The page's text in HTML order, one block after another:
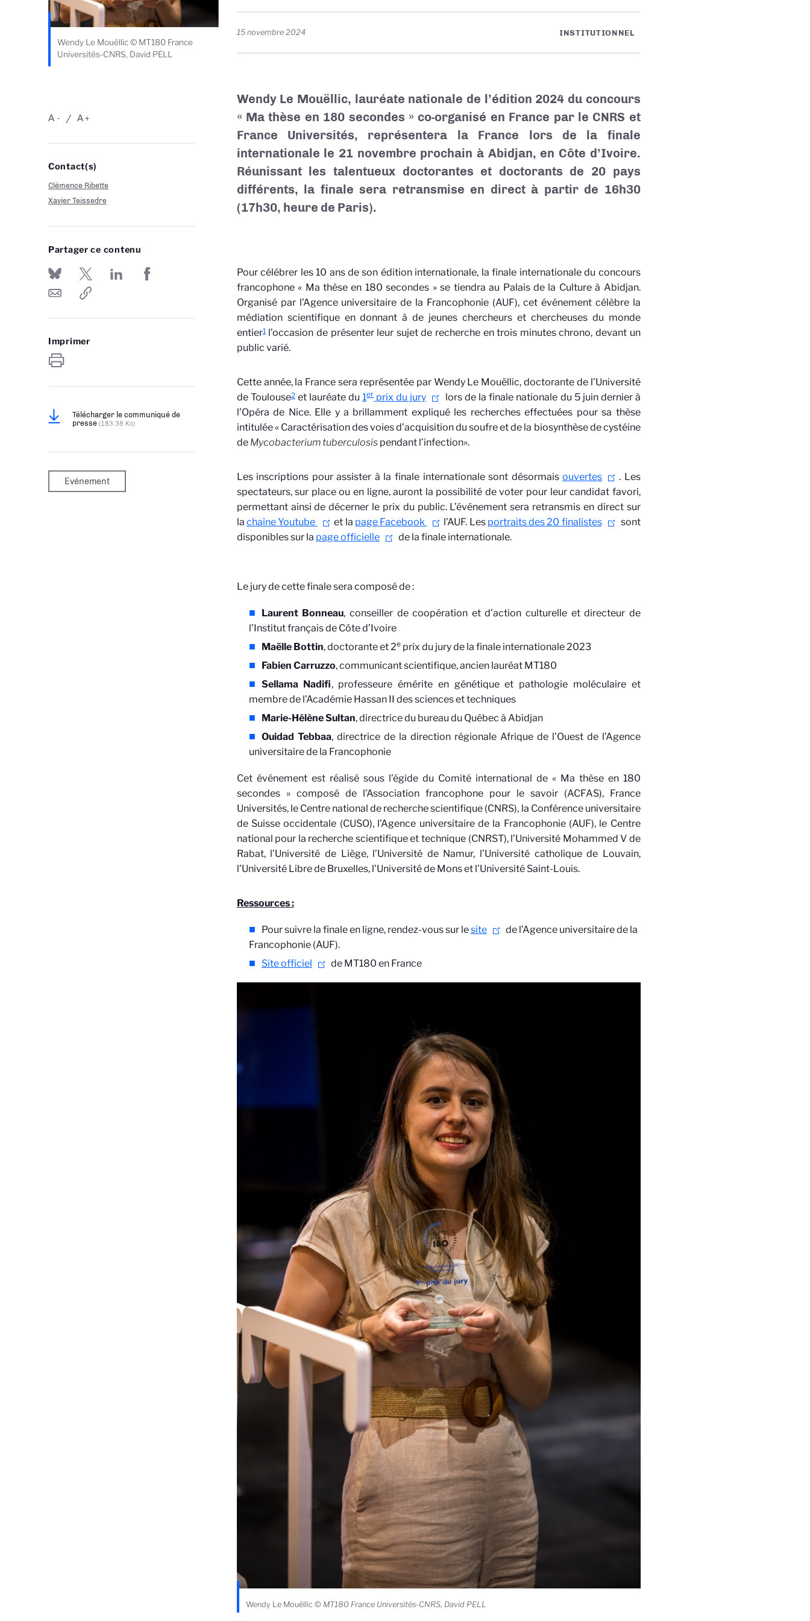
Wendy Le Mouëllic © MT180 France
Universités-CNRS, David PELL
-
A +
A
Contact(s)
Clémence Ribette
Xavier Teissedre
Partager ce contenu
Imprimer
Télécharger le communiqué de
presse (183.38 Ko)
Evénement
15 novembre 2024 INSTITUTIONNEL
Wendy Le Mouëllic, lauréate nationale de l’édition 2024 du concours
« Ma thèse en 180 secondes » co-organisé en France par le CNRS et
France Universités, représentera la France lors de la finale
internationale le 21 novembre prochain à Abidjan, en Côte d’Ivoire.
Réunissant les talentueux doctorantes et doctorants de 20 pays
différents, la finale sera retransmise en direct à partir de 16h30
(17h30, heure de Paris).
Pour célébrer les 10 ans de son édition internationale, la finale internationale du concours
francophone « Ma thèse en 180 secondes » se tiendra au Palais de la Culture à Abidjan.
Organisé par l’Agence universitaire de la Francophonie (AUF), cet événement célèbre la
médiation scientifique en donnant à de jeunes chercheurs et chercheuses du monde
entier1l’occasion de présenter leur sujet de recherche en trois minutes chrono, devant un
public varié.
Cette année, la France sera représentée par Wendy Le Mouëllic, doctorante de l’Université
de Toulouse2et lauréate du1er prix du jury
lors de la finale nationale du 5 juin dernier à
l’Opéra de Nice. Elle y a brillamment expliqué les recherches effectuées pour sa thèse
intitulée « Caractérisation des voies d’acquisition du soufre et de la biosynthèse de cystéine
de Mycobacterium tuberculosispendant l’infection».
Les inscriptions pour assister à la finale internationale sont désormaisouvertes
. Les
spectateurs, sur place ou en ligne, auront la possibilité de voter pour leur candidat favori,
permettant ainsi de décerner le prix du public. L’événement sera retransmis en direct sur
la chaîne Youtube et la page Facebook l’AUF. Les portraits des 20 finalistes
sont
disponibles sur la page officielle de la finale internationale.
Le jury de cette finale sera composé de :
Laurent Bonneau, conseiller de coopération et d’action culturelle et directeur de
l’Institut français de Côte d’Ivoire
Maëlle Bottin, doctorante et 2e prix du jury de la finale internationale 2023
Fabien Carruzzo, communicant scientifique, ancien lauréat MT180
Sellama Nadifi, professeure émérite en génétique et pathologie moléculaire et
membre de l’Académie Hassan II des sciences et techniques
Marie-Hélène Sultan, directrice du bureau du Québec à Abidjan
Ouidad Tebbaa, directrice de la direction régionale Afrique de l’Ouest de l’Agence
universitaire de la Francophonie
Cet événement est réalisé sous l’égide du Comité international de « Ma thèse en 180
secondes » composé de l’Association francophone pour le savoir (ACFAS), France
Universités, le Centre national de recherche scientifique (CNRS), la Conférence universitaire
de Suisse occidentale (CUSO), l’Agence universitaire de la Francophonie (AUF), le Centre
national pour la recherche scientifique et technique (CNRST), l’Université Mohammed V de
Rabat, l’Université de Liège, l’Université de Namur, l’Université catholique de Louvain,
l’Université Libre de Bruxelles, l’Université de Mons et l’Université Saint-Louis.
Ressources :
Pour suivre la finale en ligne, rendez-vous sur lesite
de l’Agence universitaire de la
Francophonie (AUF).
Site officiel
de MT180 en France
Wendy Le Mouëllic © MT180 France Universités-CNRS, David PELL